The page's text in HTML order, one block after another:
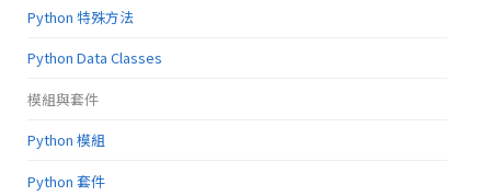
Python 特殊方法
Python Data Classes
模組與套件
Python 模組
Python 套件